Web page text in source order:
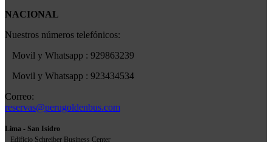
NACIONAL
Nuestros números telefónicos:
Movil y Whatsapp : 929863239
Movil y Whatsapp : 923434534
Correo:
reservas@perugoldenbus.com
Lima - San Isidro
Edificio Schreiber Business Center